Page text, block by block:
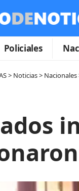
Policiales
> Noticias> Nacionales